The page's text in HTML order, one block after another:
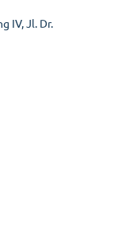
IV, Jl. Dr.